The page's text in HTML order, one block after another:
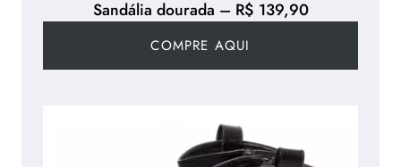
Sandália dourada – R$ 139,90
COMPRE AQUI